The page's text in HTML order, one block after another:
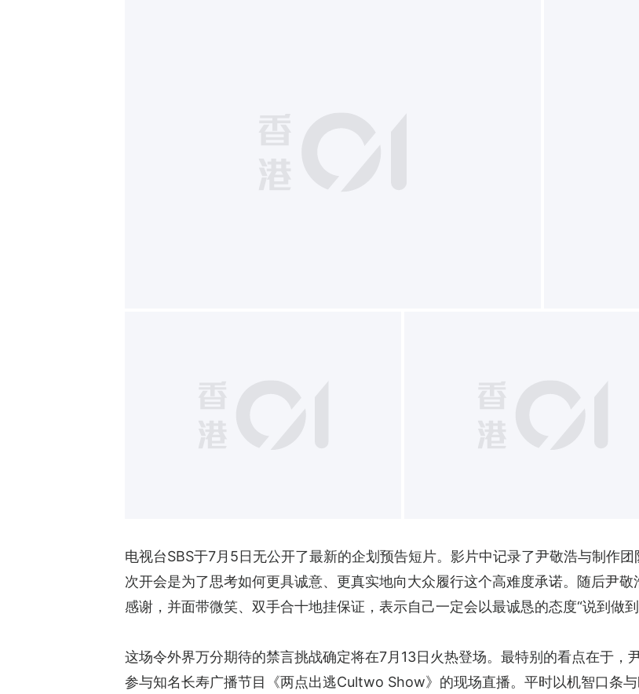
电视台SBS于7月5日无公开了最新的企划预告短片。影片中记录了尹敬浩与制作
次开会是为了思考如何更具诚意、更真实地向大众履行这个高难度承诺。随后尹
感谢，并面带微笑、双手合十地挂保证，表示自己一定会以最诚恳的态度“说到做
这场令外界万分期待的禁言挑战确定将在7月13日火热登场。最特别的看点在于，
参与知名长寿广播节目《两点出逃Cultwo Show》的现场直播。平时以机智口条